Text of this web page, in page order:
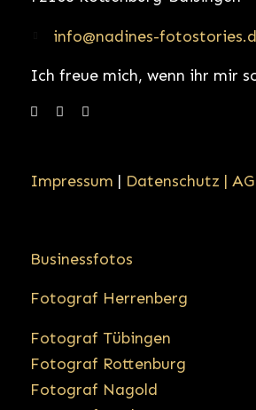
info@nadines-
Ich freue mich, wenn ihr mir
Impressum | Datenschutz |
Businessfotos
Fotograf Herrenberg
Fotograf Tübingen
Fotograf Rottenburg
Fotograf Nagold